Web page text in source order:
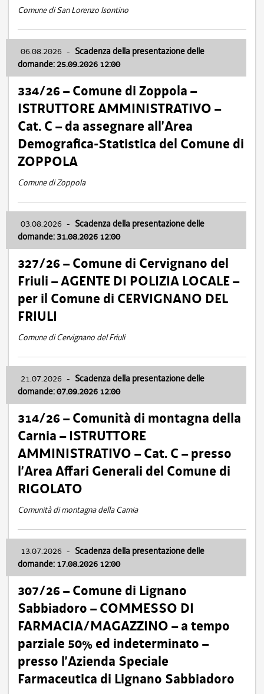
Comune di San Lorenzo Isontino
06.08.2026 - Scadenza della presentazione delle
domande: 25.09.2026 12:00
334/26 – Comune di Zoppola –
ISTRUTTORE AMMINISTRATIVO –
Cat. C – da assegnare all’Area
Demografica-Statistica del Comune di
ZOPPOLA
Comune di Zoppola
03.08.2026 - Scadenza della presentazione delle
domande: 31.08.2026 12:00
327/26 – Comune di Cervignano del
Friuli – AGENTE DI POLIZIA LOCALE –
per il Comune di CERVIGNANO DEL
FRIULI
Comune di Cervignano del Friuli
21.07.2026 - Scadenza della presentazione delle
domande: 07.09.2026 12:00
314/26 – Comunità di montagna della
Carnia – ISTRUTTORE
AMMINISTRATIVO – Cat. C – presso
l’Area Affari Generali del Comune di
RIGOLATO
Comunità di montagna della Carnia
13.07.2026 - Scadenza della presentazione delle
domande: 17.08.2026 12:00
307/26 – Comune di Lignano
Sabbiadoro – COMMESSO DI
FARMACIA/MAGAZZINO – a tempo
parziale 50% ed indeterminato –
presso l’Azienda Speciale
Farmaceutica di Lignano Sabbiadoro